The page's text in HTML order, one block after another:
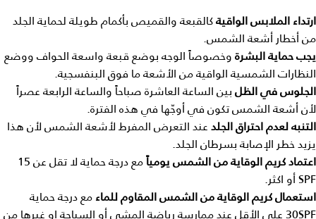
ارتداء الملابسالواقيةكالقبعة والقميص بأكمام طويلة لحماية الجلد
من أخطار أشعة الشمس.
يجبحمايةالبشرة وخصوصاً الوجه بوضع قبعة واسعة الحواف ووضع
النظارات الشمسية الواقية من الأشعة ما فوق البنفسجية.
الجلوسفيالظل بين الساعة العاشرة صباحاً والساعة الرابعة عصراً
لأن أشعة الشمس تكون في أوجّها في هذه الفترة.
التنبهلعدماحتراقالجلد عند التعرض المفرط لأشعة الشمس لأن هذا
يزيد خطر الإصابة بسرطان الجلد.
اعتمادكريمالوقايةمنالشمس يومياً
مع درجة حماية لا تقل عن 15
SPF أو اكثر.
استعمالكريمالوقايةمنالشمسالمقاومللماء مع درجة حماية
30SPF على الأقل عند ممارسة رياضة المشي أو السباحة او غيرها من